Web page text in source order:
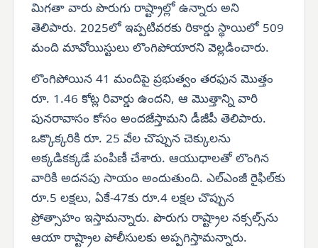
మిగతా వారు పొరుగు రాష్ట్రాల్లో ఉన్నారు అని
తెలిపారు. 2025లో ఇప్పటివరకు రికార్డు స్థాయిలో 509
మంది మావోయిస్టులు లొంగిపోయారని వెల్లడించారు.
లొంగిపోయిన 41 మందిపై ప్రభుత్వం తరఫున మొత్తం
రూ. 1.46 కోట్ల రివార్డు ఉందని, ఆ మొత్తాన్ని వారి
పునరావాసం కోసం అందజేస్తామని డీజీపీ తెలిపారు.
ఒక్కొక్కరికి రూ. 25 వేల చొప్పున చెక్కులను
అక్కడికక్కడే పంపిణీ చేశారు. ఆయుధాలతో లొంగిన
వారికి అదనపు సాయం అందుతుంది. ఎల్‌ఎంజీ రైఫిల్‌కు
రూ.5 లక్షలు, ఏకే-47కు రూ.4 లక్షల చొప్పున
ప్రోత్సాహం ఇస్తామన్నారు. పొరుగు రాష్ట్రాల నక్సల్స్‌ను
ఆయా రాష్ట్రాల పోలీసులకు అప్పగిస్తామన్నారు.